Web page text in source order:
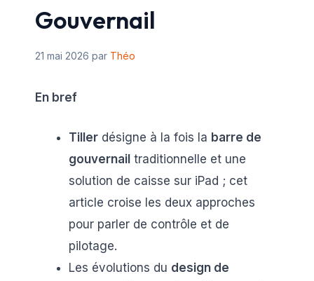
Gouvernail
21 mai 2026 par Théo
En bref
Tiller désigne à la fois la barre de
gouvernail traditionnelle et une
solution de caisse sur iPad ; cet
article croise les deux approches
pour parler de contrôle et de
pilotage.
Les évolutions du design de